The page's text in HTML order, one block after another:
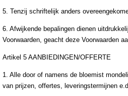
5. Tenzij schriftelijk anders
6. Afwijkende bepalingen dienen
Voorwaarden, geacht deze Voorwaarden
Artikel 5 AANBIEDINGEN/OFFERTE
1. Alle door of namens de bloemist
van prijzen, offertes, leveringstermijnen